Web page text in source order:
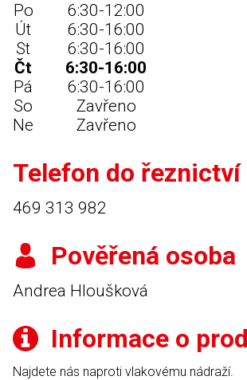
Po
6:30-12:00
Út
6:30-16:00
St
6:30-16:00
Čt
6:30-16:00
Pá
6:30-16:00
So
Zavřeno
Ne
Zavřeno
Telefon do řeznictví
469 313 982
Pověřená osoba
Andrea Hloušková
Informace o
Najdete nás naproti vlakovému nádraží.